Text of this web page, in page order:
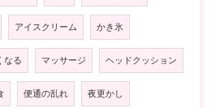
アイスクリーム かき氷
なる マッサージ ヘッドクッション
便通の乱れ 夜更かし